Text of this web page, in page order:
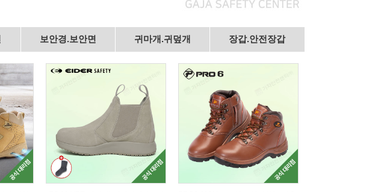
보안경.보안면 귀마개.귀덮개 장갑.안전장갑